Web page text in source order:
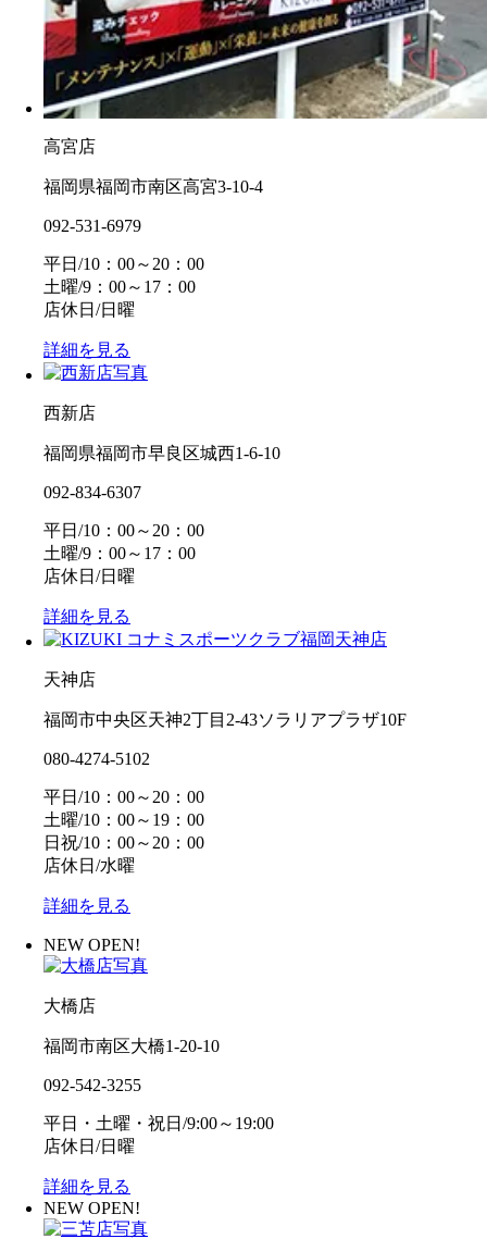
高宮店
福岡県福岡市南区高宮3-10-4
092-531-6979
平日/10：00～20：00
土曜/9：00～17：00
店休日/日曜
詳細を見る
西新店
福岡県福岡市早良区城西1-6-10
092-834-6307
平日/10：00～20：00
土曜/9：00～17：00
店休日/日曜
詳細を見る
天神店
福岡市中央区天神2丁目2-43ソラリアプラザ10F
080-4274-5102
平日/10：00～20：00
土曜/10：00～19：00
日祝/10：00～20：00
店休日/水曜
詳細を見る
NEW OPEN!
大橋店
福岡市南区大橋1-20-10
092-542-3255
平日・土曜・祝日/9:00～19:00
店休日/日曜
詳細を見る
NEW OPEN!